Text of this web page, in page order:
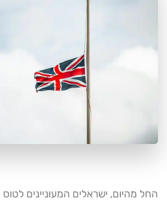
החל מהיום, ישראלים המעוניינים לטוס